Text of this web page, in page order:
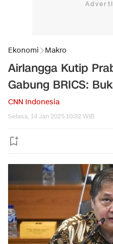
Ekonomi Makro
Airlangga Kutip
Gabung BRICS:
CNN Indonesia
Selasa, 14 Jan 2025 10:32 WIB